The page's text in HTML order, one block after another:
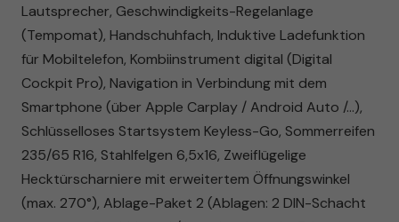
Lautsprecher, Geschwindigkeits-Regelanlage
(Tempomat), Handschuhfach, Induktive Ladefunktion
für Mobiltelefon, Kombiinstrument digital (Digital
Cockpit Pro), Navigation in Verbindung mit dem
Smartphone (über Apple Carplay / Android Auto /...),
Schlüsselloses Startsystem Keyless-Go, Sommerreifen
235/65 R16, Stahlfelgen 6,5x16, Zweiflügelige
Hecktürscharniere mit erweitertem Öffnungswinkel
(max. 270°), Ablage-Paket 2 (Ablagen: 2 DIN-Schacht